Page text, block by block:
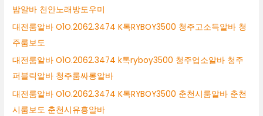
밤알바 천안노래방도우미
대전룸알바 O1O.2062.3474 K톡RYBOY3500 청주고소득알바 청
주룸보도
대전룸알바 O1O.2062.3474 k톡ryboy3500 청주업소알바 청주
퍼블릭알바 청주룸싸롱알바
대전룸알바 O1O.2062.3474 K톡RYBOY3500 춘천시룸알바 춘천
시룸보도 춘천시유흥알바